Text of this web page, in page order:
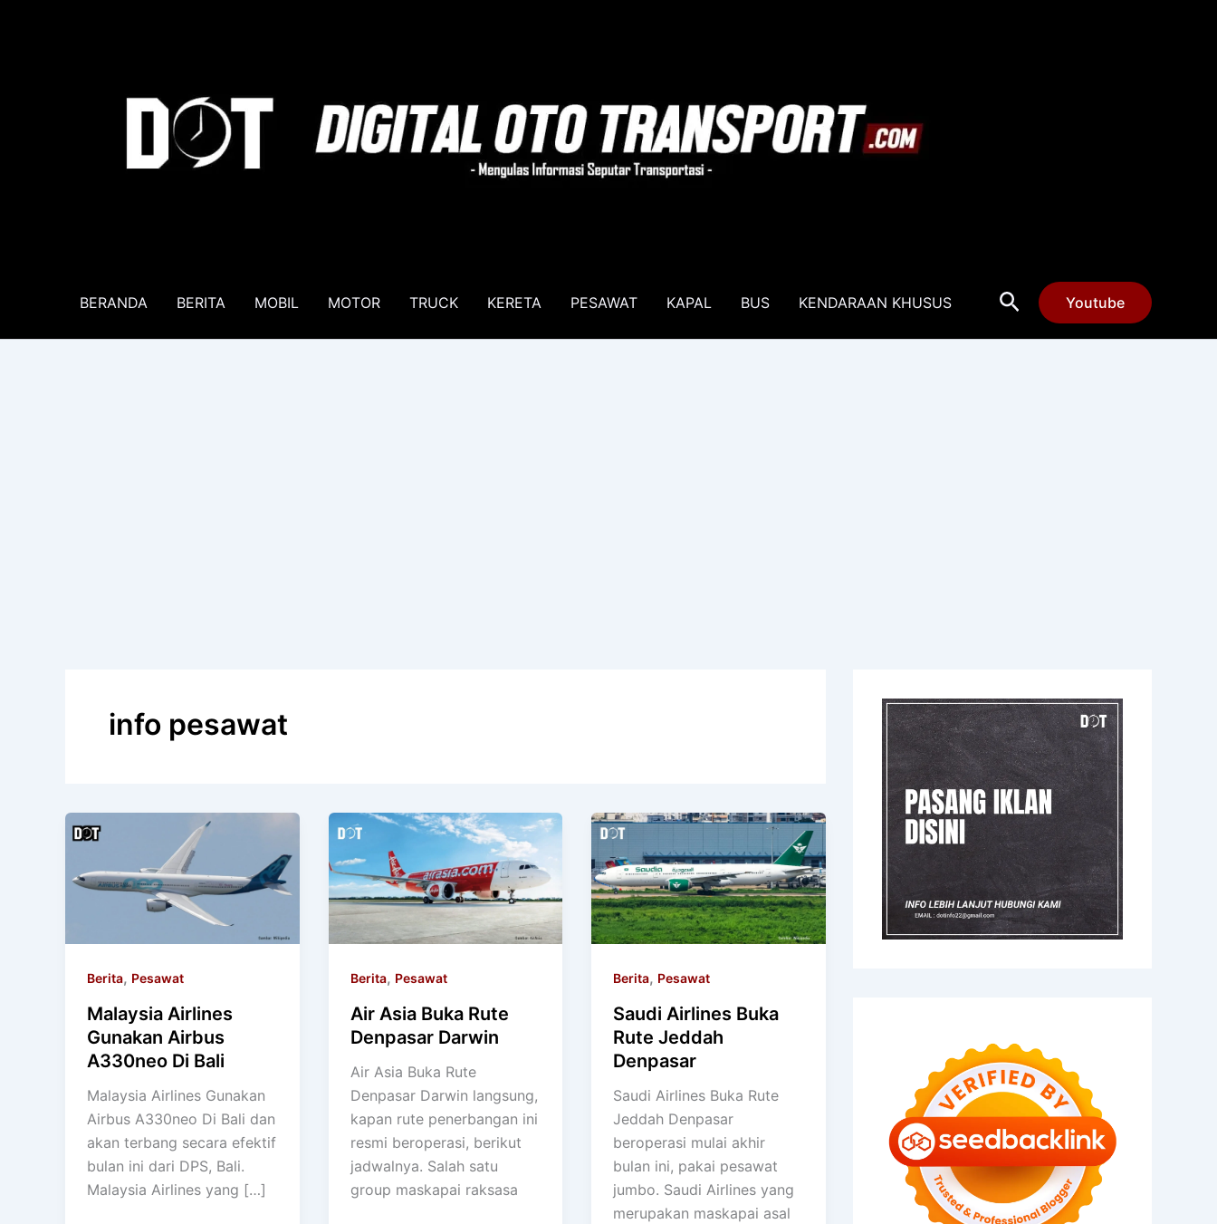
BERANDA BERITA MOBIL MOTOR TRUCK KERETA PESAWAT KAPAL BUS KENDARAAN KHUSUS Cari Youtube
info pesawat
Berita, Pesawat
Malaysia Airlines
Gunakan Airbus
A330neo Di Bali
Malaysia Airlines Gunakan
Airbus A330neo Di Bali dan
akan terbang secara efektif
bulan ini dari DPS, Bali.
Malaysia Airlines yang […]
Berita, Pesawat
Air Asia Buka Rute
Denpasar Darwin
Air Asia Buka Rute
Denpasar Darwin langsung,
kapan rute penerbangan ini
resmi beroperasi, berikut
jadwalnya. Salah satu
group maskapai raksasa
Berita, Pesawat
Saudi Airlines Buka
Rute Jeddah
Denpasar
Saudi Airlines Buka Rute
Jeddah Denpasar
beroperasi mulai akhir
bulan ini, pakai pesawat
jumbo. Saudi Airlines yang
merupakan maskapai asal